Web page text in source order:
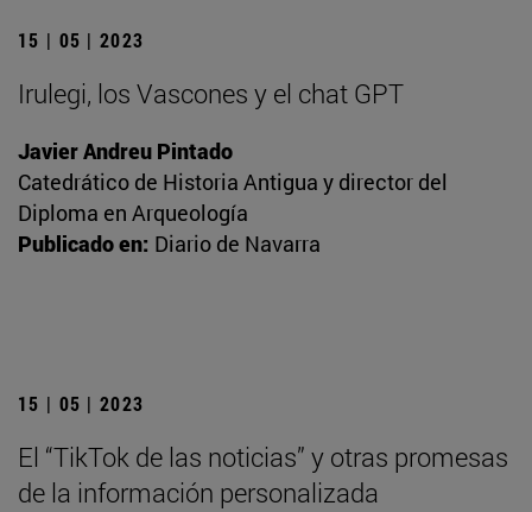
15 | 05 | 2023
Irulegi, los Vascones y el chat GPT
Javier Andreu Pintado
Catedrático de Historia Antigua y director del
Diploma en Arqueología
Publicado en: Diario de Navarra
15 | 05 | 2023
El “TikTok de las noticias” y otras promesas
de la información personalizada